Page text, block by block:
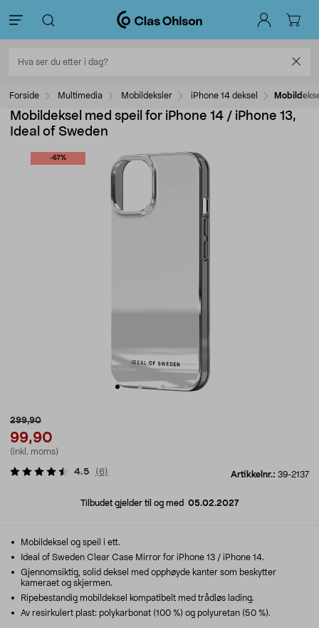
Forside Multimedia Mobildeksler iPhone 14 deksel
Mobildeksel med speil for iPhone 14 / iPhone 13,
Ideal of Sweden
-67%
299,90
99,90
(inkl. moms)
Artikkelnr.: 39-2137
4.5 (6)
Tilbudet gjelder til og med 05.02.2027
Mobildeksel og speil i ett.
Ideal of Sweden Clear Case Mirror for iPhone 13 / iPhone 14.
Gjennomsiktig, solid deksel med opphøyde kanter som beskytter
kameraet og skjermen.
Ripebestandig mobildeksel kompatibelt med trådløs lading.
Av resirkulert plast: polykarbonat (100 %) og polyuretan (50 %).